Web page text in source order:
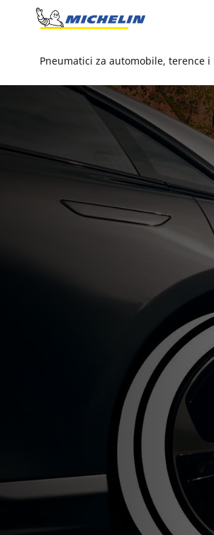
Go to page content
Pneumatici za automobile, terence i